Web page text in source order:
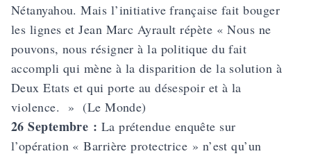
Nétanyahou. Mais l’initiative française fait bouger
les lignes et Jean Marc Ayrault répète « Nous ne
pouvons, nous résigner à la politique du fait
accompli qui mène à la disparition de la solution à
Deux Etats et qui porte au désespoir et à la
violence. » (Le Monde)
26 Septembre : La prétendue enquête sur
l’opération « Barrière protectrice » n’est qu’un